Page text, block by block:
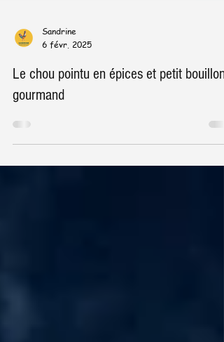
Sandrine
6 févr. 2025
Le chou pointu en épices et petit bouillon
gourmand